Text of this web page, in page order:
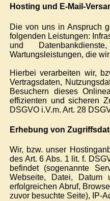
Hosting und E-Mail-
Die von uns in Anspruch
folgenden Leistungen:
und
Wartungsleistungen, die
Hierbei verarbeiten wir,
Vertragsdaten,
Besuchern dieses
effizienten und sicheren
DSGVO i.V.m. Art. 28
Erhebung von
Wir, bzw. unser
des Art. 6 Abs. 1 lit. f.
befindet (sogenannte
Webseite, Datei, Datum
erfolgreichen Abruf,
zuvor besuchte Seite), IP-